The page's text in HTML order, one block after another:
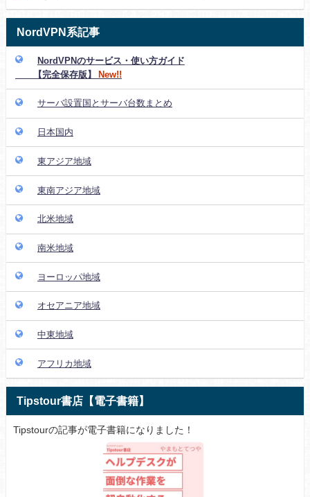
NordVPN系記事
NordVPNのサービス・使い方ガイド
【完全保存版】
New!!
サーバ設置国とサーバ台数まとめ
日本国内
東アジア地域
東南アジア地域
北米地域
南米地域
ヨーロッパ地域
オセアニア地域
中東地域
アフリカ地域
Tipstour書店【電子書籍】
Tipstourの記事が電子書籍になりました！